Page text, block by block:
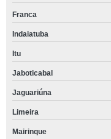
Franca
Indaiatuba
Itu
Jaboticabal
Jaguariúna
Limeira
Mairinque